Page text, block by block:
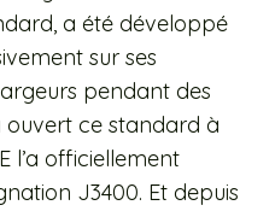
a été développé
sur ses
pendant des
ouvert ce standard à
l’a officiellement
J3400. Et depuis